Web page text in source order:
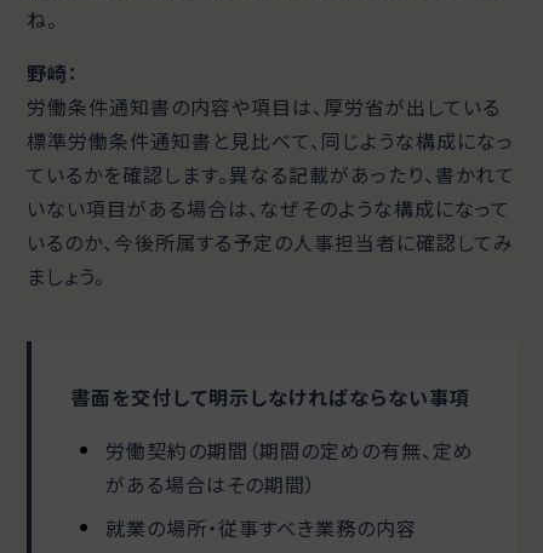
ね。
野崎：
労働条件通知書の内容や項目は、厚労省が出している
標準労働条件通知書と見比べて、同じような構成になっ
ているかを確認します。異なる記載があったり、書かれて
いない項目がある場合は、なぜそのような構成になって
いるのか、今後所属する予定の人事担当者に確認してみ
ましょう。
書面を交付して明示しなければならない事項
労働契約の期間（期間の定めの有無、定め
がある場合はその期間）
就業の場所・従事すべき業務の内容